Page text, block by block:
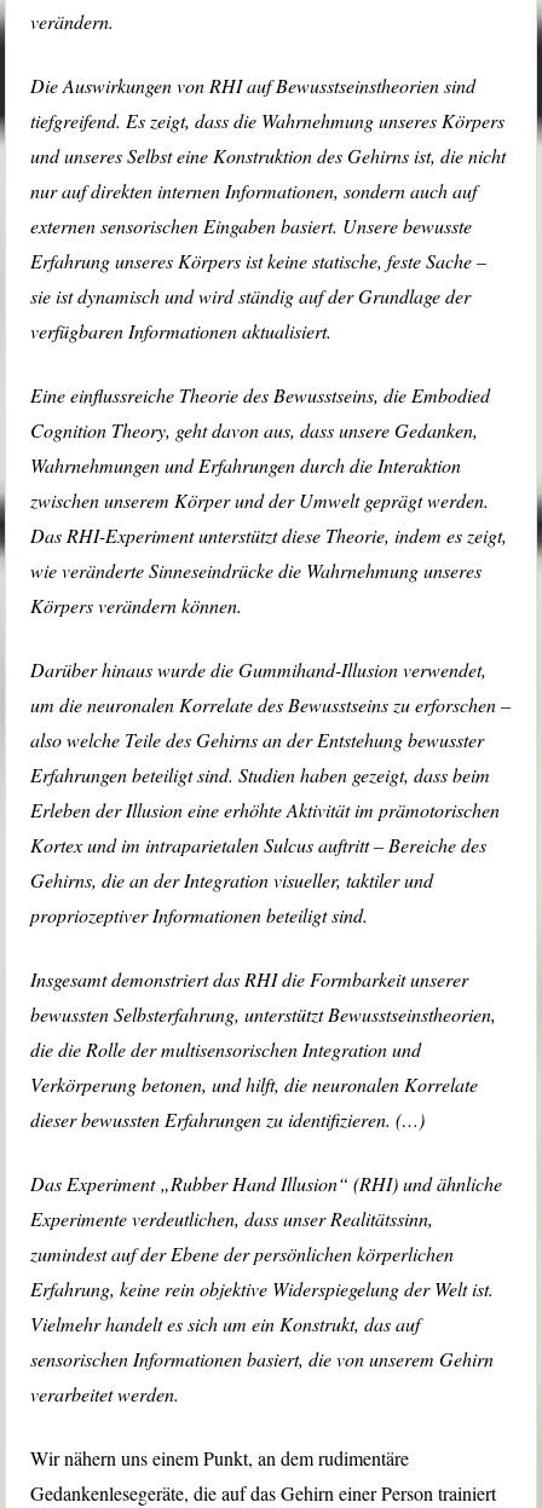
verändern.
Die Auswirkungen von RHI auf Bewusstseinstheorien sind
tiefgreifend. Es zeigt, dass die Wahrnehmung unseres Körpers
und unseres Selbst eine Konstruktion des Gehirns ist, die nicht
nur auf direkten internen Informationen, sondern auch auf
externen sensorischen Eingaben basiert. Unsere bewusste
Erfahrung unseres Körpers ist keine statische, feste Sache –
sie ist dynamisch und wird ständig auf der Grundlage der
verfügbaren Informationen aktualisiert.
Eine einflussreiche Theorie des Bewusstseins, die Embodied
Cognition Theory, geht davon aus, dass unsere Gedanken,
Wahrnehmungen und Erfahrungen durch die Interaktion
zwischen unserem Körper und der Umwelt geprägt werden.
Das RHI-Experiment unterstützt diese Theorie, indem es zeigt,
wie veränderte Sinneseindrücke die Wahrnehmung unseres
Körpers verändern können.
Darüber hinaus wurde die Gummihand-Illusion verwendet,
um die neuronalen Korrelate des Bewusstseins zu erforschen –
also welche Teile des Gehirns an der Entstehung bewusster
Erfahrungen beteiligt sind. Studien haben gezeigt, dass beim
Erleben der Illusion eine erhöhte Aktivität im prämotorischen
Kortex und im intraparietalen Sulcus auftritt – Bereiche des
Gehirns, die an der Integration visueller, taktiler und
propriozeptiver Informationen beteiligt sind.
Insgesamt demonstriert das RHI die Formbarkeit unserer
bewussten Selbsterfahrung, unterstützt Bewusstseinstheorien,
die die Rolle der multisensorischen Integration und
Verkörperung betonen, und hilft, die neuronalen Korrelate
dieser bewussten Erfahrungen zu identifizieren. (…)
Das Experiment „Rubber Hand Illusion“ (RHI) und ähnliche
Experimente verdeutlichen, dass unser Realitätssinn,
zumindest auf der Ebene der persönlichen körperlichen
Erfahrung, keine rein objektive Widerspiegelung der Welt ist.
Vielmehr handelt es sich um ein Konstrukt, das auf
sensorischen Informationen basiert, die von unserem Gehirn
verarbeitet werden.
Wir nähern uns einem Punkt, an dem rudimentäre
Gedankenlesegeräte, die auf das Gehirn einer Person trainiert